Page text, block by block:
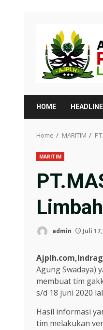
HOME HEADLINE
Home MARITIM
MARITIM
admin Juli
Agung Swadaya)
membuat tim
s/d 18 juni 2020
Hasil informasi
tim melakukan